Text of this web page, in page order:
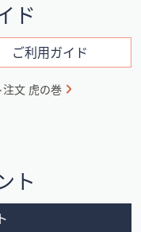
ド
ご利用ガイド
注文 虎の巻
ト